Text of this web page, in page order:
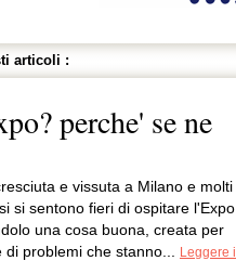
articoli :
perche' se ne
e vissuta a Milano e molti
si sentono fieri di ospitare l'Expo
una cosa buona, creata per
di problemi che stanno...
Leggere il